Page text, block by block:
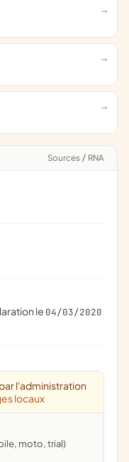
Sources / RNA
le 04/03/2020
l'administration
locaux
moto, trial)